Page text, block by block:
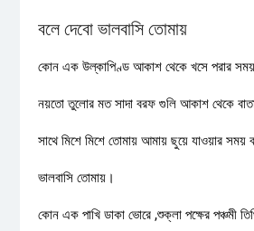
বলে দেবো ভালবাসি তোমায়
কোন এক উল্কাপিণ্ড আকাশ থেকে খসে পরার সময়
নয়তো তুলোর মত সাদা বরফ গুলি আকাশ থেকে
সাথে মিশে মিশে তোমায় আমায় ছুয়ে যাওয়ার সময়
ভালবাসি তোমায়।
কোন এক পাখি ডাকা ভোরে ,শুক্লা পক্ষের পঞ্চমী